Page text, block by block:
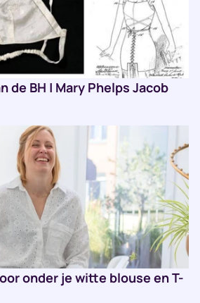
de BH | Mary Phelps Jacob
onder je witte blouse en T-